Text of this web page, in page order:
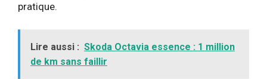
pratique.
Lire aussi : Skoda Octavia essence : 1 million
de km sans faillir